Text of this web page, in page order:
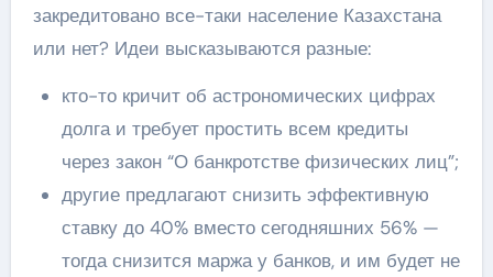
закредитовано все-таки население Казахстана
или нет? Идеи высказываются разные:
кто-то кричит об астрономических цифрах
долга и требует простить всем кредиты
через закон “О банкротстве физических лиц”;
другие предлагают снизить эффективную
ставку до 40% вместо сегодняшних 56% —
тогда снизится маржа у банков, и им будет не